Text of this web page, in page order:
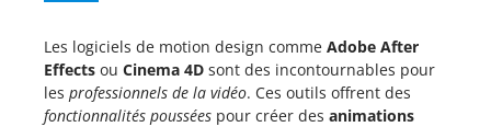
Les logiciels de motion design comme Adobe After
Effects ou Cinema 4D sont des incontournables pour
les professionnels de la vidéo. Ces outils offrent des
fonctionnalités poussées pour créer des animations